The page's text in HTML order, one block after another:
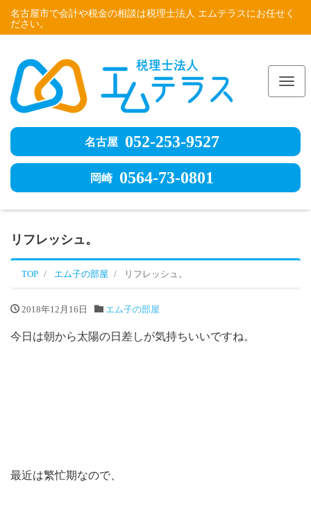
名古屋市で会計や税金の相談は税理士法人 エムテラスにお任せく
ださい。
名古屋 052-253-9527
岡崎 0564-73-0801
リフレッシュ。
TOP エム子の部屋 リフレッシュ。
2018年12月16日 エム子の部屋
今日は朝から太陽の日差しが気持ちいいですね。
最近は繁忙期なので、